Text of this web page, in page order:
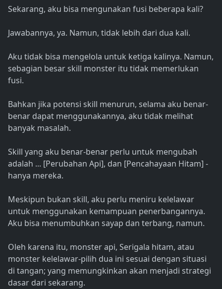
Sekarang, aku bisa mengunakan fusi beberapa kali?
Jawabannya, ya. Namun, tidak lebih dari dua kali.
Aku tidak bisa mengelola untuk ketiga kalinya. Namun,
sebagian besar skill monster itu tidak memerlukan
fusi.
Bahkan jika potensi skill menurun, selama aku benar-
benar dapat menggunakannya, aku tidak melihat
banyak masalah.
Skill yang aku benar-benar perlu untuk mengubah
adalah ... [Perubahan Api], dan [Pencahayaan Hitam] -
hanya mereka.
Meskipun bukan skill, aku perlu meniru kelelawar
untuk menggunakan kemampuan penerbangannya.
Aku bisa menumbuhkan sayap dan terbang, namun.
Oleh karena itu, monster api, Serigala hitam, atau
monster kelelawar-pilih dua ini sesuai dengan situasi
di tangan; yang memungkinkan akan menjadi strategi
dasar dari sekarang.